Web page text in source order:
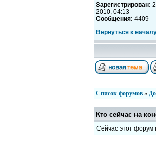
Зарегистрирован:
2010, 04:13
Сообщения: 4409
Вернуться к
Список форумов »
Кто сейчас на
Сейчас этот форум